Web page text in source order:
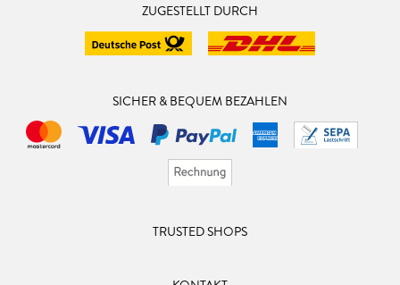
ZUGESTELLT DURCH
SICHER & BEQUEM BEZAHLEN
TRUSTED SHOPS